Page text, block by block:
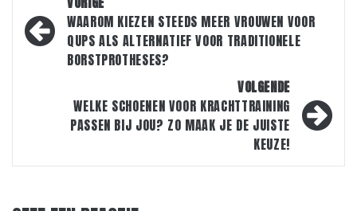
navigatieWAAROM KIEZEN STEEDS MEER VROUWEN VOOR
QUPS ALS ALTERNATIEF VOOR TRADITIONELE
BORSTPROTHESES?
VOLGENDE
WELKE SCHOENEN VOOR KRACHTTRAINING
PASSEN BIJ JOU? ZO MAAK JE DE JUISTE
KEUZE!